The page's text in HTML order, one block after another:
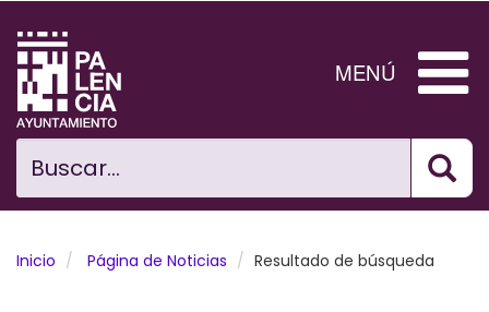
contenido
principal
Buscar...
MENÚ
Ciudad
El Ayuntamiento
Noticias
Inicio Página de Noticias Resultado de búsqueda